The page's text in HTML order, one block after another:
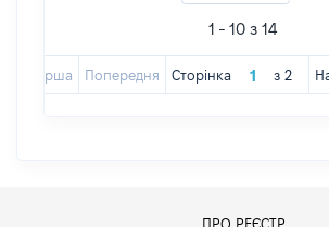
1 - 10 з 14
Перша Попередня Сторінка з 2
ПРО РЕЄСТР